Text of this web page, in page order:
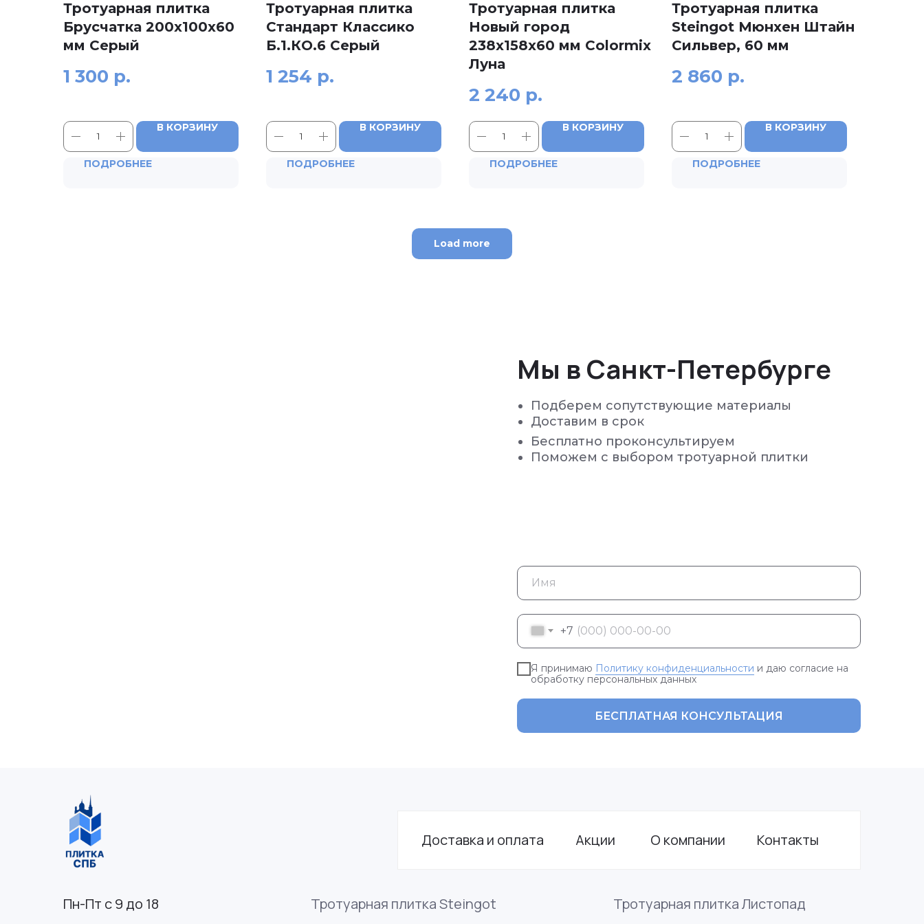
Тротуарная плитка
Брусчатка 200x100x60
мм Серый
1 300 р.
В КОРЗИНУ
ПОДРОБНЕЕ
Тротуарная плитка
Стандарт Классико
Б.1.КО.6 Серый
1 254 р.
В КОРЗИНУ
ПОДРОБНЕЕ
Тротуарная плитка
Новый город
238x158x60 мм Colormix
Луна
2 240 р.
В КОРЗИНУ
ПОДРОБНЕЕ
Тротуарная плитка
Steingot Мюнхен Штайн
Сильвер, 60 мм
2 860 р.
В КОРЗИНУ
ПОДРОБНЕЕ
Load more
Подберем сопутствующие материалы
Доставим в срок
Бесплатно проконсультируем
Поможем с выбором тротуарной плитки
Мы в Санкт-Петербурге
+7
Я принимаю Политику конфиденциальности и даю согласие на
обработку персональных данных
БЕСПЛАТНАЯ КОНСУЛЬТАЦИЯ
Доставка и оплата Контакты
Акции О компании
Пн-Пт с 9 до 18 Тротуарная плитка Steingot Тротуарная плитка Листопад